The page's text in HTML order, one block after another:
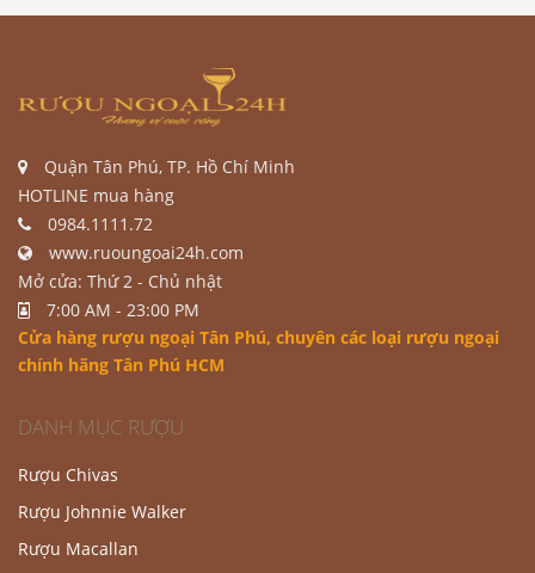
Quận Tân Phú, TP. Hồ Chí Minh
HOTLINE mua hàng
0984.1111.72
www.ruoungoai24h.com
Mở cửa: Thứ 2 - Chủ nhật
7:00 AM - 23:00 PM
Cửa hàng rượu ngoại Tân Phú, chuyên các loại rượu ngoại
chính hãng Tân Phú HCM
DANH MỤC RƯỢU
Rượu Chivas
Rượu Johnnie Walker
Rượu Macallan